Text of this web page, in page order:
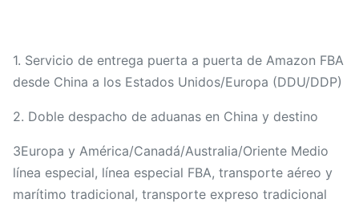
1. Servicio de entrega puerta a puerta de Amazon FBA
desde China a los Estados Unidos/Europa (DDU/DDP)
2. Doble despacho de aduanas en China y destino
3Europa y América/Canadá/Australia/Oriente Medio
línea especial, línea especial FBA, transporte aéreo y
marítimo tradicional, transporte expreso tradicional